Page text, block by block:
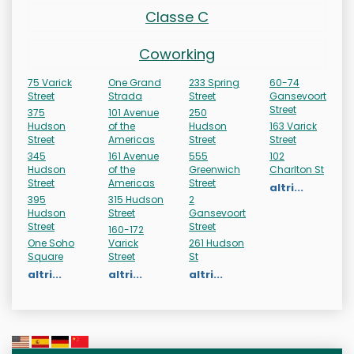
Classe C
Coworking
75 Varick
Street
375
Hudson
Street
345
Hudson
Street
395
Hudson
Street
One Soho
Square
altri...
One Grand
Strada
101 Avenue
of the
Americas
161 Avenue
of the
Americas
315 Hudson
Street
160-172
Varick
Street
altri...
233 Spring
Street
250
Hudson
Street
555
Greenwich
Street
2
Gansevoort
Street
261 Hudson
St
altri...
60-74
Gansevoort
Street
163 Varick
Street
102
Charlton St
altri...